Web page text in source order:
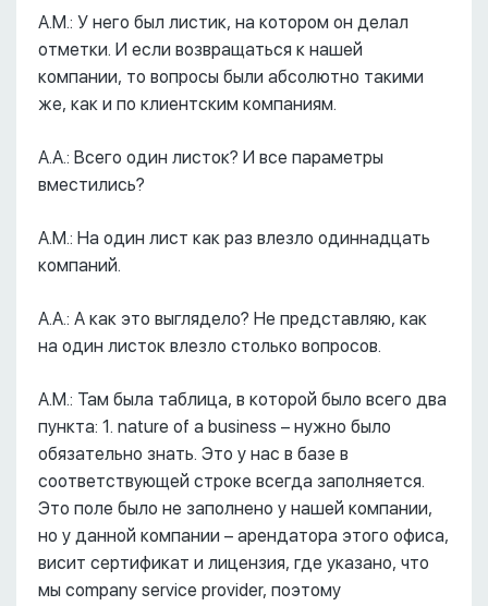
А.М.: У него был листик, на котором он делал
отметки. И если возвращаться к нашей
компании, то вопросы были абсолютно такими
же, как и по клиентским компаниям.
А.А.: Всего один листок? И все параметры
вместились?
А.М.: На один лист как раз влезло одиннадцать
компаний.
А.А.: А как это выглядело? Не представляю, как
на один листок влезло столько вопросов.
А.М.: Там была таблица, в которой было всего два
пункта: 1. nature of a business – нужно было
обязательно знать. Это у нас в базе в
соответствующей строке всегда заполняется.
Это поле было не заполнено у нашей компании,
но у данной компании – арендатора этого офиса,
висит сертификат и лицензия, где указано, что
мы company service provider, поэтому